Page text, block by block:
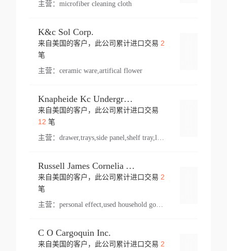
主营： microfiber cleaning cloth
K&c Sol Corp.
来自美国的客户，此公司累计进口交易 2
笔
主营： ceramic ware,artifical flower
Knapheide Kc Underground
来自美国的客户，此公司累计进口交易
12 笔
主营：
Russell James Cornelia Arlington Va
来自美国的客户，此公司累计进口交易 2
笔
主营： personal effect,used household goods
C O Cargoquin Inc.
来自美国的客户，此公司累计进口交易 2